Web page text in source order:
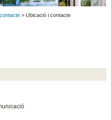
> Ubicació i contacte